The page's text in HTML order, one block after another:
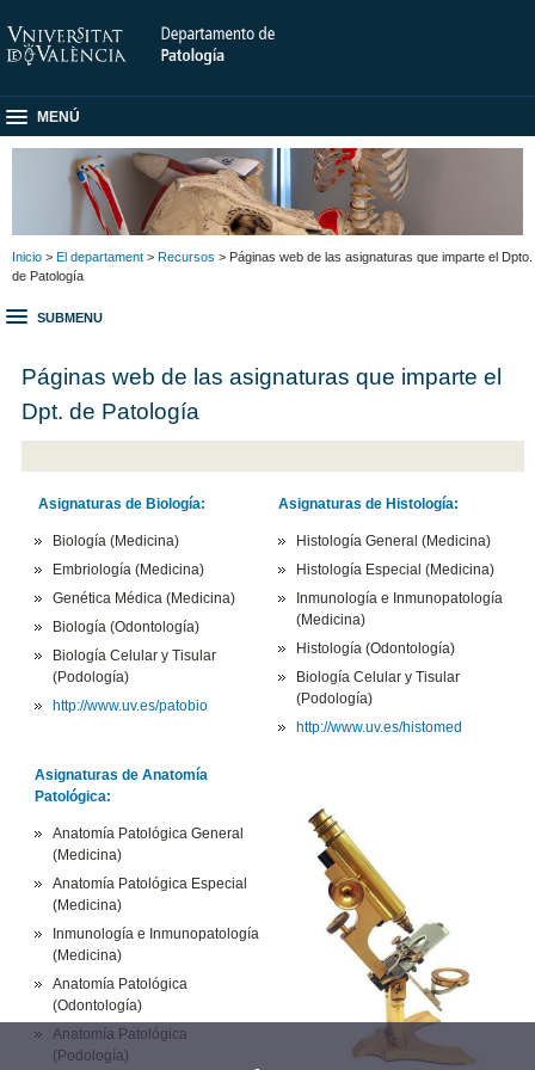
MENÚ
Inicio > El departament > Recursos > Páginas web de las asignaturas que imparte el Dpto.
de Patología
SUBMENU
Páginas web de las asignaturas que imparte el
Dpt. de Patología
Asignaturas de Biología:
Biología (Medicina)
Embriología (Medicina)
Genética Médica (Medicina)
Biología (Odontología)
Biología Celular y Tisular
(Podología)
http://www.uv.es/patobio
Asignaturas de Histología:
Histología General (Medicina)
Histología Especial (Medicina)
Inmunología e Inmunopatología
(Medicina)
Histología (Odontología)
Biología Celular y Tisular
(Podología)
http://www.uv.es/histomed
Asignaturas de Anatomía
Patológica:
Anatomía Patológica General
(Medicina)
Anatomía Patológica Especial
(Medicina)
Inmunología e Inmunopatología
(Medicina)
Anatomía Patológica
(Odontología)
Anatomía Patológica
(Podología)